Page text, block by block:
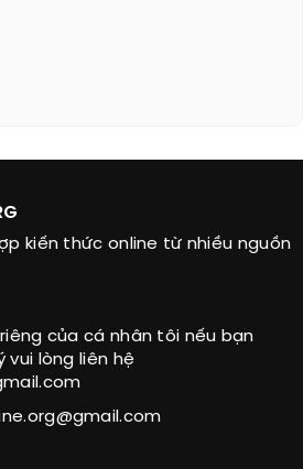
kiến thức online từ nhiều nguồn
của cá nhân tôi nếu bạn
vui lòng liên hệ